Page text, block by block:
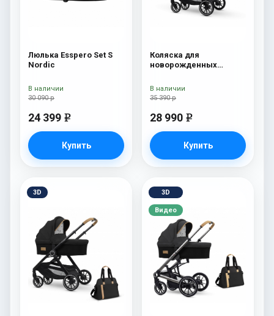
Люлька Esspero Set S
Nordic
30 090 р
24 399 e
Купить
В наличии
Коляска для
новорожденных
35 390 р
28 990 e
Купить
В наличии
3D 3D
Видео